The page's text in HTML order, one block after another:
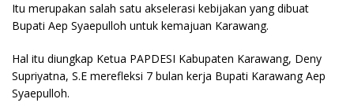
Itu merupakan salah satu akselerasi kebijakan yang dibuat
Bupati Aep Syaepulloh untuk kemajuan Karawang.
Hal itu diungkap Ketua PAPDESI Kabupaten Karawang, Deny
Supriyatna, S.E merefleksi 7 bulan kerja Bupati Karawang Aep
Syaepulloh.